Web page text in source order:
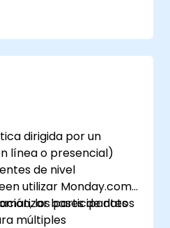
del negocio.
generadas para la
la salud de las
del pipeline
con otros módulos
dirigida por un
línea o presencial)
de nivel
utilizar Monday.com
bases de datos
múltiples
los participantes